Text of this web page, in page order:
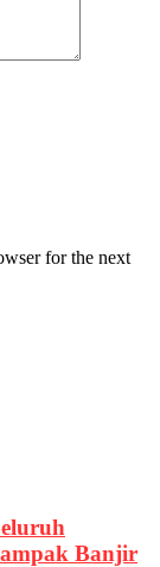
for the next
Banjir